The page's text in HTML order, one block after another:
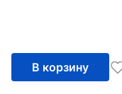
В корзину